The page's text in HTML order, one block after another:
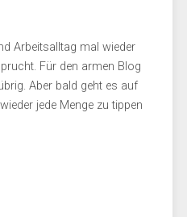
Arbeitsalltag mal wieder
Für den armen Blog
Aber bald geht es auf
jede Menge zu tippen